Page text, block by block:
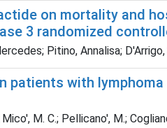
on mortality and
3 randomized
Pitino, Annalisa;
with
M. C.; Pellicano', M.;